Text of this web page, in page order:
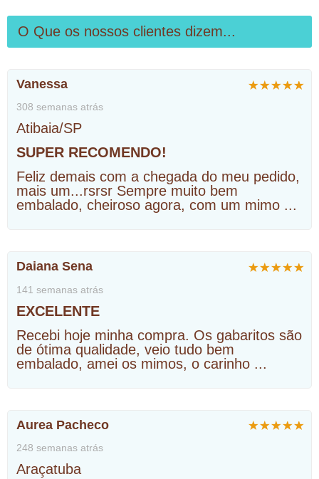
O Que os nossos clientes dizem...
Vanessa
308 semanas atrás
Atibaia/SP
SUPER RECOMENDO!
Feliz demais com a chegada do meu pedido,
mais um...rsrsr Sempre muito bem
embalado, cheiroso agora, com um mimo ...
Daiana Sena
141 semanas atrás
EXCELENTE
Recebi hoje minha compra. Os gabaritos são
de ótima qualidade, veio tudo bem
embalado, amei os mimos, o carinho ...
Aurea Pacheco
248 semanas atrás
Araçatuba